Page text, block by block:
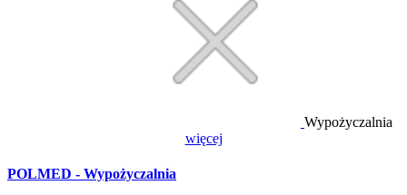
Wypożyczalnia
więcej
POLMED - Wypożyczalnia